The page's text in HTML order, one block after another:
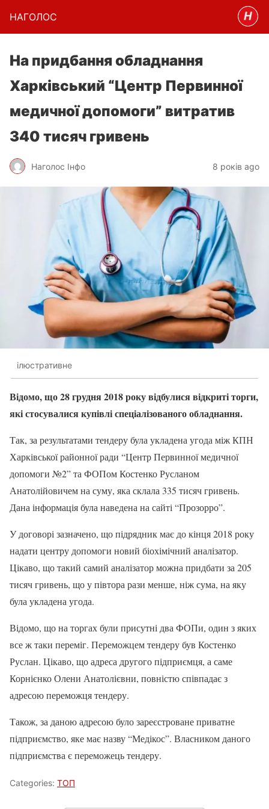
НАГОЛОC
На придбання обладнання
Харківський “Центр Первинної
медичної допомоги” витратив
340 тисяч гривень
Наголос Інфо 8 років ago
ілюстративне
Відомо, що 28 грудня 2018 року відбулися відкриті торги,
які стосувалися купівлі спеціалізованого обладнання.
Так, за результатами тендеру була укладена угода між КПН
Харківської районної ради “Центр Первинної медичної
допомоги №2” та ФОПом Костенко Русланом
Анатолійовичем на суму, яка склала 335 тисяч гривень.
Дана інформація була наведена на сайті “Прозорро”.
У договорі зазначено, що підрядник має до кінця 2018 року
надати центру допомоги новий біохімічний аналізатор.
Цікаво, що такий самий аналізатор можна придбати за 205
тисяч гривень, що у півтора рази менше, ніж сума, на яку
була укладена угода.
Відомо, що на торгах були присутні два ФОПи, один з яких
все ж таки переміг. Переможцем тендеру був Костенко
Руслан. Цікаво, що адреса другого підприємця, а саме
Корнієнко Олени Анатолієвни, повністю співпадає з
адресою переможця тендеру.
Також, за даною адресою було зареєстроване приватне
підприємство, яке має назву “Медікос”. Власником даного
підприємства є переможець тендеру.
Categories: ТОП